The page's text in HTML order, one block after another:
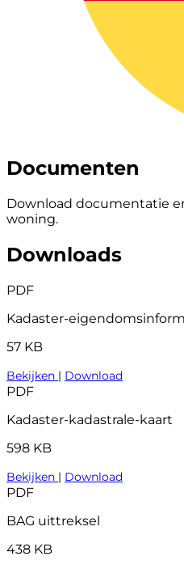
Documenten
Download documentatie
woning.
Downloads
PDF
Kadaster-
57 KB
Bekijken | Download
PDF
Kadaster-kadastrale-kaart
598 KB
Bekijken | Download
PDF
BAG uittreksel
438 KB